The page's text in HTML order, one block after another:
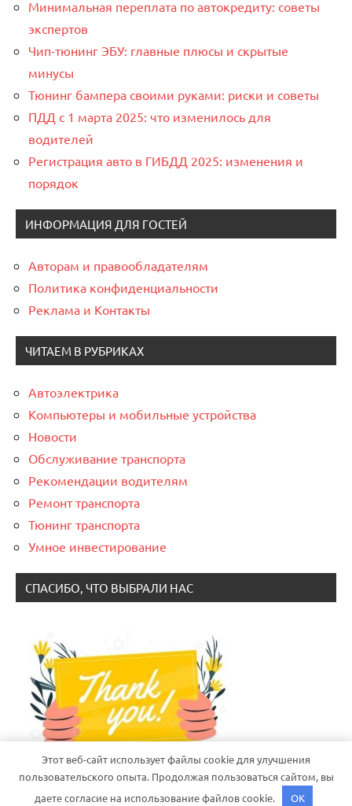
Минимальная переплата по автокредиту: советы
экспертов
Чип-тюнинг ЭБУ: главные плюсы и скрытые
минусы
Тюнинг бампера своими руками: риски и советы
ПДД с 1 марта 2025: что изменилось для
водителей
Регистрация авто в ГИБДД 2025: изменения и
порядок
ИНФОРМАЦИЯ ДЛЯ ГОСТЕЙ
Авторам и правообладателям
Политика конфиденциальности
Реклама и Контакты
ЧИТАЕМ В РУБРИКАХ
Автоэлектрика
Компьютеры и мобильные устройства
Новости
Обслуживание транспорта
Рекомендации водителям
Ремонт транспорта
Тюнинг транспорта
Умное инвестирование
СПАСИБО, ЧТО ВЫБРАЛИ НАС
Этот веб-сайт использует файлы cookie для улучшения
пользовательского опыта. Продолжая пользоваться сайтом, вы
даете согласие на использование файлов cookie.
OK